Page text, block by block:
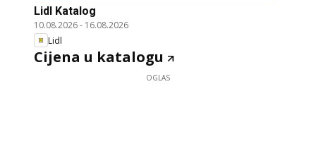
Lidl Katalog
10.08.2026- 16.08.2026
Lidl
Cijena u katalogu
OGLAS